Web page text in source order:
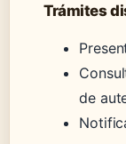
Trámites
de